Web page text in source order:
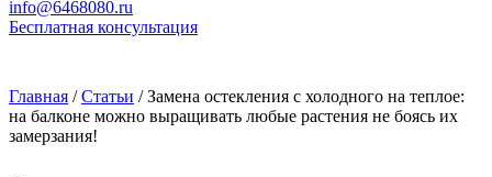
info@6468080.ru
Бесплатная консультация
Главная /Статьи /Замена остекления с холодного на теплое:
на балконе можно выращивать любые растения не боясь их
замерзания!